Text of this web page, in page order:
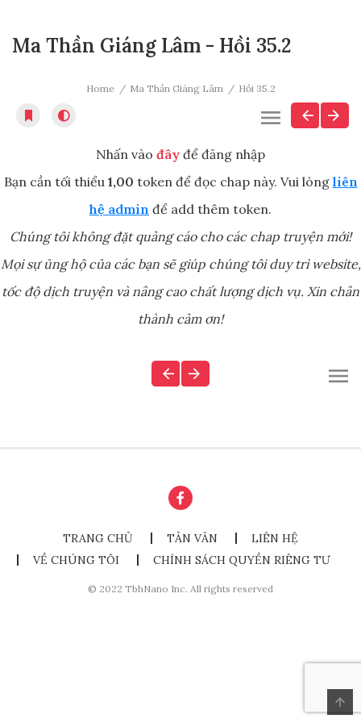
Ma Thần Giáng Lâm - Hồi 35.2
Home Ma Thần Giáng Lâm Hồi 35.2
Nhấn vào đây để đăng nhập
Bạn cần tối thiểu 1,00 token để đọc chap này. Vui lòng liên
hệ admin để add thêm token.
Chúng tôi không đặt quảng cáo cho các chap truyện mới!
Mọi sự ủng hộ của các bạn sẽ giúp chúng tôi duy trì website,
tốc độ dịch truyện và nâng cao chất lượng dịch vụ. Xin chân
thành cảm ơn!
TRANG CHỦ TẢN VĂN
LIÊN HỆ
VỀ CHÚNG TÔI
CHÍNH SÁCH QUYỀN RIÊNG TƯ
© 2022 TbhNano Inc. All rights reserved